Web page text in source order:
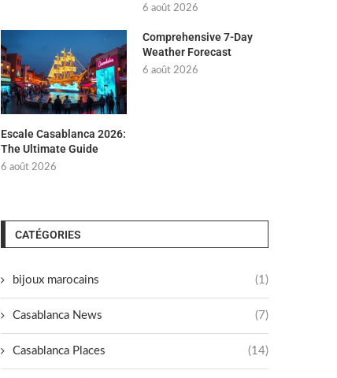
6 août 2026
Escale Casablanca 2026:
The Ultimate Guide
6 août 2026
Comprehensive 7-Day
Weather Forecast
6 août 2026
CATÉGORIES
bijoux marocains (1)
Casablanca News (7)
Casablanca Places (14)